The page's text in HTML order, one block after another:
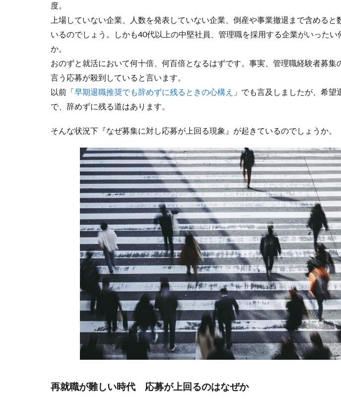
度。
上場していない企業、人数を発表していない企業、倒産や事業撤退まで含めると
いるのでしょう。しかも40代以上の中堅社員、管理職を採用する企業がいったい
か。
おのずと就活において何十倍、何百倍となるはずです。事実、管理職経験者募集
言う応募が殺到していると言います。
以前「早期退職推奨でも辞めずに残るときの心構え 」でも言及しましたが、希望
で、辞めずに残る道はあります。
そんな状況下『なぜ募集に対し応募が上回る現象』が起きているのでしょうか。
再就職が難しい時代 応募が上回るのはなぜか